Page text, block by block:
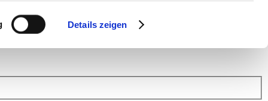
Details zeigen